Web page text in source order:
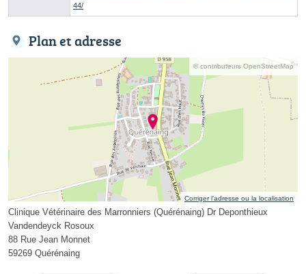
44/
Plan et adresse
© contributeurs OpenStreetMap
Corriger l’adresse ou la localisation
Clinique Vétérinaire des Marronniers (Quérénaing) Dr Deponthieux
Vandendeyck Rosoux
88 Rue Jean Monnet
59269 Quérénaing